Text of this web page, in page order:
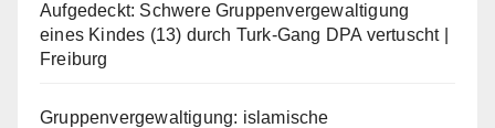
Aufgedeckt: Schwere Gruppenvergewaltigung
eines Kindes (13) durch Turk-Gang DPA vertuscht |
Freiburg
Gruppenvergewaltigung: islamische